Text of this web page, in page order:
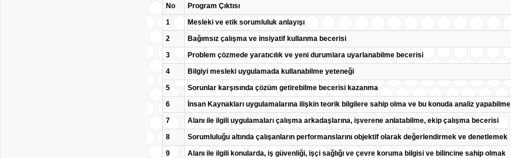
No Program Çıktısı
1
Mesleki ve etik sorumluluk anlayışı
2
Bağımsız çalışma ve insiyatif kullanma becerisi
3
Problem çözmede yaratıcılık ve yeni durumlara uyarlanabilme becerisi
4
Bilgiyi mesleki uygulamada kullanabilme yeteneği
5
Sorunlar karşısında çözüm getirebilme becerisi kazanma
6
İnsan Kaynakları uygulamalarına ilişkin teorik bilgilere sahip olma ve bu konuda analiz yapabilme
7
Alanı ile ilgili uygulamaları çalışma arkadaşlarına, işverene anlatabilme, ekip çalışma becerisi
8
Sorumluluğu altında çalışanların performanslarını objektif olarak değerlendirmek ve denetlemek
9
Alanı ile ilgili konularda, iş güvenliği, işçi sağlığı ve çevre koruma bilgisi ve bilincine sahip olmak